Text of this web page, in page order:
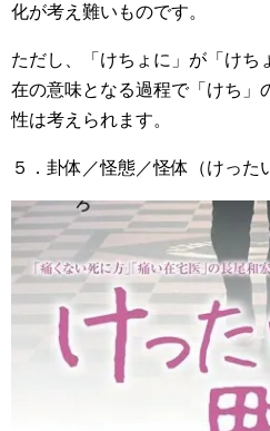
化が考え難いものです。
ただし、「けちょに」が「けち
在の意味となる過程で「けち」
性は考えられます。
５．卦体／怪態／怪体（けった